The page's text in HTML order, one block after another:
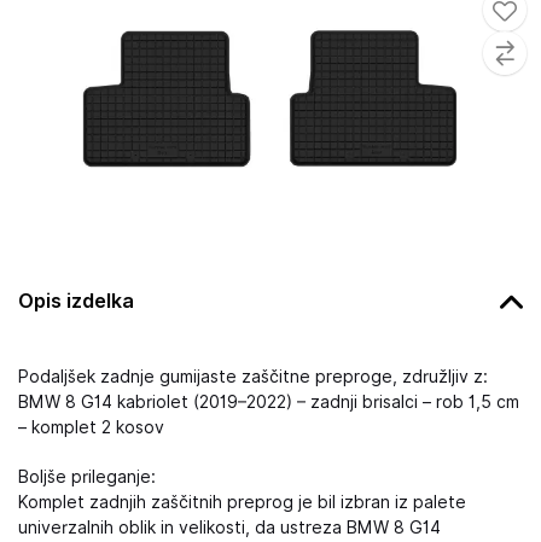
Opis izdelka
Podaljšek zadnje gumijaste zaščitne preproge, združljiv z:
BMW 8 G14 kabriolet (2019–2022) – zadnji brisalci – rob 1,5 cm
– komplet 2 kosov
Boljše prileganje:
Komplet zadnjih zaščitnih preprog je bil izbran iz palete
univerzalnih oblik in velikosti, da ustreza BMW 8 G14